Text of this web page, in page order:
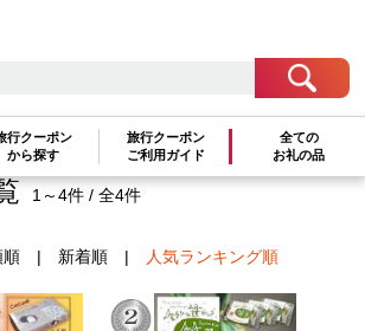
行クーポン
から探す
旅行クーポン
ご利用ガイド
全ての
お礼の品
1～4件 / 全4件
順| 新着順| 人気ランキング順